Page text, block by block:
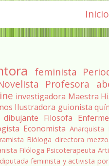
Inicio
feminista
Profesora
investigadora Maestra
Ilustradora guionista
dibujante Filosofa
Economista Anarquista
Bióloga directora
Filóloga Psicoterapeuta
diputada feminista y activista